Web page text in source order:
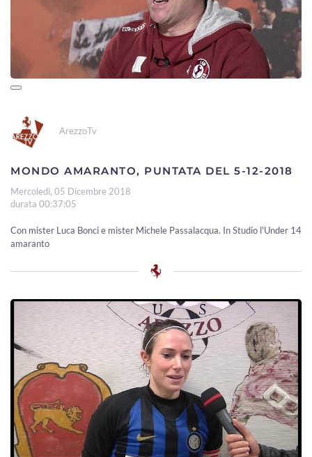
ArezzoTv
MONDO AMARANTO, PUNTATA DEL 5-12-2018
Mercoledì, 05 Dicembre 2018
durata 00:37:05
Con mister Luca Bonci e mister Michele Passalacqua. In Studio l'Under 14
amaranto